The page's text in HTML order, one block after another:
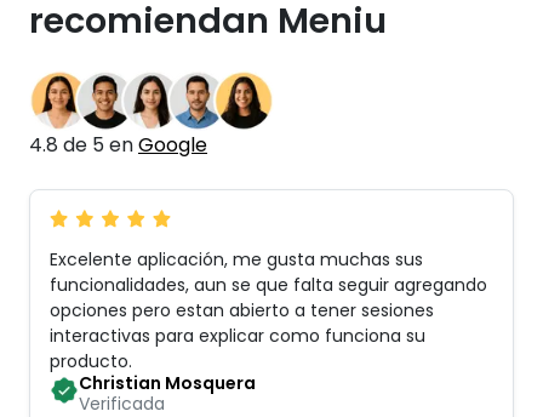
recomiendan Meniu
4.8 de 5 enGoogle
Excelente aplicación, me gusta muchas sus
funcionalidades, aun se que falta seguir agregando
opciones pero estan abierto a tener sesiones
interactivas para explicar como funciona su
producto.
Christian Mosquera
Verificada